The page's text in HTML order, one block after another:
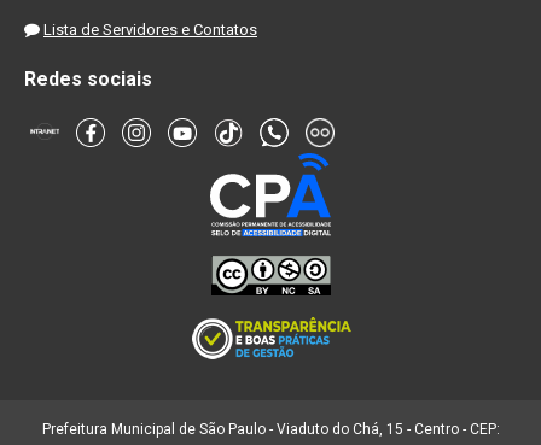
Lista de Servidores e Contatos
Redes sociais
Prefeitura Municipal de São Paulo - Viaduto do Chá, 15 - Centro - CEP: